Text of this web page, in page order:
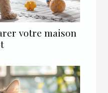
votre maison